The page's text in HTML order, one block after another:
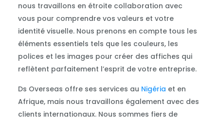
nous travaillons en étroite collaboration avec
vous pour comprendre vos valeurs et votre
identité visuelle. Nous prenons en compte tous les
éléments essentiels tels que les couleurs, les
polices et les images pour créer des affiches qui
reflètent parfaitement l’esprit de votre entreprise.
Ds Overseas offre ses services au Nigéria et en
Afrique, mais nous travaillons également avec des
clients internationaux. Nous sommes fiers de